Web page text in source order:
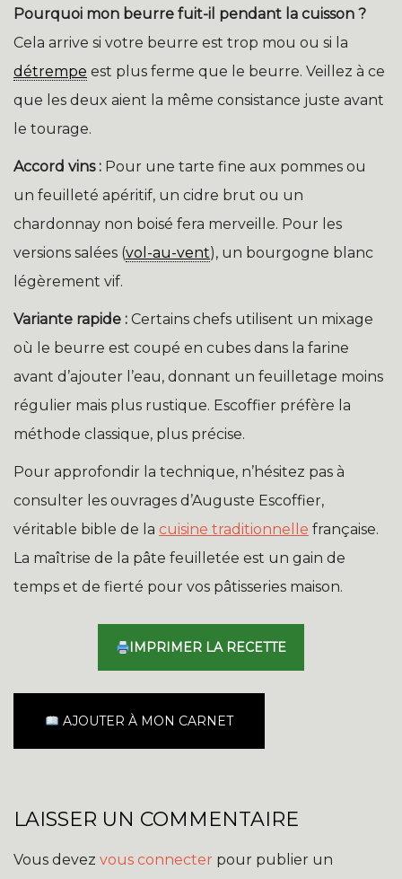
Pourquoi mon beurre fuit-il pendant la cuisson ?
Cela arrive si votre beurre est trop mou ou si la
détrempe est plus ferme que le beurre. Veillez à ce
que les deux aient la même consistance juste avant
le tourage.
Accord vins : Pour une tarte fine aux pommes ou
un feuilleté apéritif, un cidre brut ou un
chardonnay non boisé fera merveille. Pour les
versions salées (vol-au-vent), un bourgogne blanc
légèrement vif.
Variante rapide : Certains chefs utilisent un mixage
où le beurre est coupé en cubes dans la farine
avant d’ajouter l’eau, donnant un feuilletage moins
régulier mais plus rustique. Escoffier préfère la
méthode classique, plus précise.
Pour approfondir la technique, n’hésitez pas à
consulter les ouvrages d’Auguste Escoffier,
véritable bible de la cuisine traditionnelle française.
La maîtrise de la pâte feuilletée est un gain de
temps et de fierté pour vos pâtisseries maison.
IMPRIMER LA RECETTE
AJOUTER À MON CARNET
LAISSER UN COMMENTAIRE
Vous devez vous connecter pour publier un